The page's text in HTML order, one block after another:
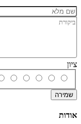
ציון
שמירה
אודות